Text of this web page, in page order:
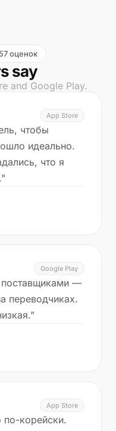
оценок
say
and Google Play.
App Store
чтобы
идеально.
что я
Google Play
поставщиками —
переводчиках.
App Store
по-корейски.